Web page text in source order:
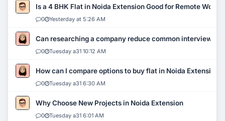
Is a 4 BHK Flat in Noida Extension Good for Remote Work?
0 Yesterday at 5:26 AM
Can researching a company reduce common interview
0 Tuesday a31 10:12 AM
How can I compare options to buy flat in Noida Extension?
0 Tuesday a31 6:30 AM
Why Choose New Projects in Noida Extension
0 Tuesday a31 6:01 AM